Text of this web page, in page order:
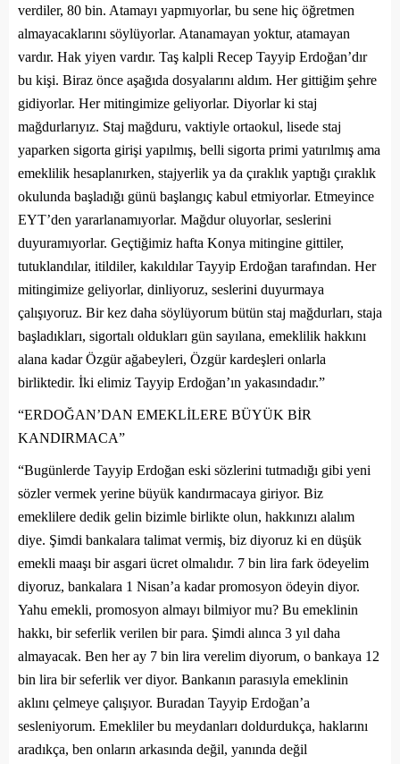
verdiler, 80 bin. Atamayı yapmıyorlar, bu sene hiç öğretmen
almayacaklarını söylüyorlar. Atanamayan yoktur, atamayan
vardır. Hak yiyen vardır. Taş kalpli Recep Tayyip Erdoğan’dır
bu kişi. Biraz önce aşağıda dosyalarını aldım. Her gittiğim şehre
gidiyorlar. Her mitingimize geliyorlar. Diyorlar ki staj
mağdurlarıyız. Staj mağduru, vaktiyle ortaokul, lisede staj
yaparken sigorta girişi yapılmış, belli sigorta primi yatırılmış ama
emeklilik hesaplanırken, stajyerlik ya da çıraklık yaptığı çıraklık
okulunda başladığı günü başlangıç kabul etmiyorlar. Etmeyince
EYT’den yararlanamıyorlar. Mağdur oluyorlar, seslerini
duyuramıyorlar. Geçtiğimiz hafta Konya mitingine gittiler,
tutuklandılar, itildiler, kakıldılar Tayyip Erdoğan tarafından. Her
mitingimize geliyorlar, dinliyoruz, seslerini duyurmaya
çalışıyoruz. Bir kez daha söylüyorum bütün staj mağdurları, staja
başladıkları, sigortalı oldukları gün sayılana, emeklilik hakkını
alana kadar Özgür ağabeyleri, Özgür kardeşleri onlarla
birliktedir. İki elimiz Tayyip Erdoğan’ın yakasındadır.”
“ERDOĞAN’DAN EMEKLİLERE BÜYÜK BİR
KANDIRMACA”
“Bugünlerde Tayyip Erdoğan eski sözlerini tutmadığı gibi yeni
sözler vermek yerine büyük kandırmacaya giriyor. Biz
emeklilere dedik gelin bizimle birlikte olun, hakkınızı alalım
diye. Şimdi bankalara talimat vermiş, biz diyoruz ki en düşük
emekli maaşı bir asgari ücret olmalıdır. 7 bin lira fark ödeyelim
diyoruz, bankalara 1 Nisan’a kadar promosyon ödeyin diyor.
Yahu emekli, promosyon almayı bilmiyor mu? Bu emeklinin
hakkı, bir seferlik verilen bir para. Şimdi alınca 3 yıl daha
almayacak. Ben her ay 7 bin lira verelim diyorum, o bankaya 12
bin lira bir seferlik ver diyor. Bankanın parasıyla emeklinin
aklını çelmeye çalışıyor. Buradan Tayyip Erdoğan’a
sesleniyorum. Emekliler bu meydanları doldurdukça, haklarını
aradıkça, ben onların arkasında değil, yanında değil